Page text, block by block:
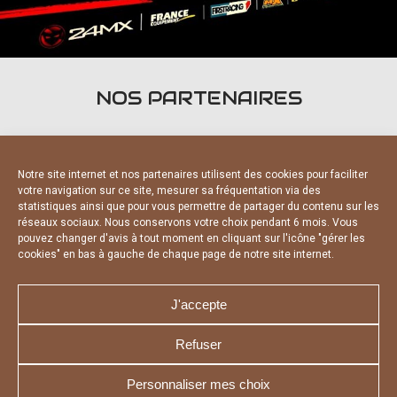
Notre site internet et nos partenaires utilisent des cookies pour faciliter
votre navigation sur ce site, mesurer sa fréquentation via des
statistiques ainsi que pour vous permettre de partager du contenu sur les
réseaux sociaux. Nous conservons votre choix pendant 6 mois. Vous
pouvez changer d'avis à tout moment en cliquant sur l'icône "gérer les
cookies" en bas à gauche de chaque page de notre site internet.
J'accepte
Refuser
Personnaliser mes choix
NOS PARTENAIRES
PARTENAIRES OFFICIELS
NOUS CONTACTER
MENTIONS LÉGALES
CHARTE DE CONFIDENTIALITÉ
DÉCLARATION DE CONFIDENTIALITÉ